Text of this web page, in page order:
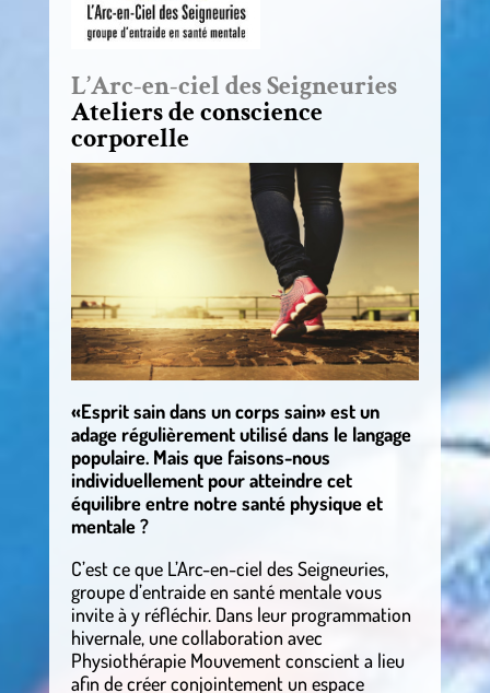
L’Arc-en-ciel des Seigneuries
Ateliers de conscience
corporelle
«Esprit sain dans un corps sain» est un
adage régulièrement utilisé dans le langage
populaire. Mais que faisons-nous
individuellement pour atteindre cet
équilibre entre notre santé physique et
mentale ?
C’est ce que L’Arc-en-ciel des Seigneuries,
groupe d’entraide en santé mentale vous
invite à y réfléchir. Dans leur programmation
hivernale, une collaboration avec
Physiothérapie Mouvement conscient a lieu
afin de créer conjointement un espace